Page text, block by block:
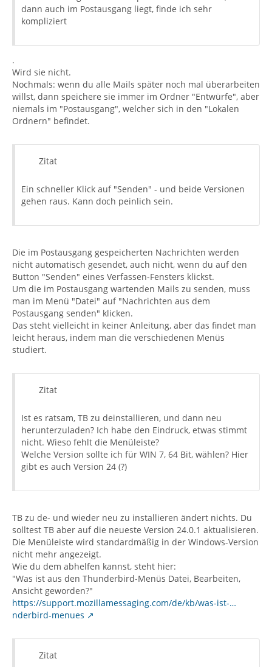
dann auch im Postausgang liegt, finde ich sehr
kompliziert
.
Wird sie nicht.
Nochmals: wenn du alle Mails später noch mal überarbeiten
willst, dann speichere sie immer im Ordner "Entwürfe", aber
niemals im "Postausgang", welcher sich in den "Lokalen
Ordnern" befindet.
Zitat
Ein schneller Klick auf "Senden" - und beide Versionen
gehen raus. Kann doch peinlich sein.
Die im Postausgang gespeicherten Nachrichten werden
nicht automatisch gesendet, auch nicht, wenn du auf den
Button "Senden" eines Verfassen-Fensters klickst.
Um die im Postausgang wartenden Mails zu senden, muss
man im Menü "Datei" auf "Nachrichten aus dem
Postausgang senden" klicken.
Das steht vielleicht in keiner Anleitung, aber das findet man
leicht heraus, indem man die verschiedenen Menüs
studiert.
Zitat
Ist es ratsam, TB zu deinstallieren, und dann neu
herunterzuladen? Ich habe den Eindruck, etwas stimmt
nicht. Wieso fehlt die Menüleiste?
Welche Version sollte ich für WIN 7, 64 Bit, wählen? Hier
gibt es auch Version 24 (?)
TB zu de- und wieder neu zu installieren ändert nichts. Du
solltest TB aber auf die neueste Version 24.0.1 aktualisieren.
Die Menüleiste wird standardmäßig in der Windows-Version
nicht mehr angezeigt.
Wie du dem abhelfen kannst, steht hier:
"Was ist aus den Thunderbird-Menüs Datei, Bearbeiten,
Ansicht geworden?"
https://support.mozillamessaging.com/de/kb/was-ist-…
nderbird-menues
Zitat